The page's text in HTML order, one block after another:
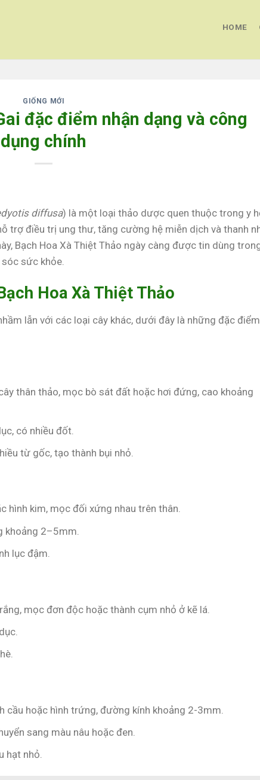
HOME
GIỐNG MỚI
đặc điểm nhận dạng và công
dụng chính
diffusa) là một loại thảo dược quen thuộc trong y
trợ điều trị ung thư, tăng cường hệ miễn dịch và thanh
Bạch Hoa Xà Thiệt Thảo ngày càng được tin dùng
sức khỏe.
Hoa Xà Thiệt Thảo
lẫn với các loại cây khác, dưới đây là những đặc điểm
thân thảo, mọc bò sát đất hoặc hơi đứng, cao khoảng
có nhiều đốt.
từ gốc, tạo thành bụi nhỏ.
hình kim, mọc đối xứng nhau trên thân.
khoảng 2–5mm.
lục đậm.
mọc đơn độc hoặc thành cụm nhỏ ở kẽ lá.
cầu hoặc hình trứng, đường kính khoảng 2-3mm.
sang màu nâu hoặc đen.
hạt nhỏ.